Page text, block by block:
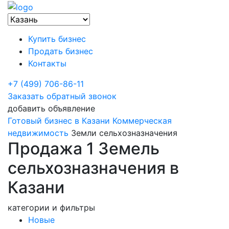
Купить бизнес
Продать бизнес
Контакты
+7 (499) 706-86-11
Заказать обратный звонок
добавить объявление
Готовый бизнес в Казани Коммерческая
недвижимость Земли сельхозназначения
Продажа 1 Земель
сельхозназначения в
Казани
категории и фильтры
Новые